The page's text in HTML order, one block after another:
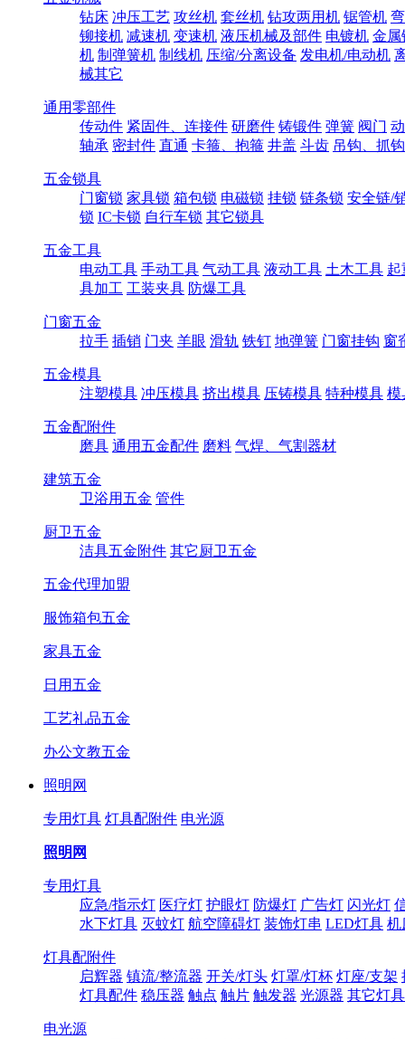
钻床 冲压工艺 攻丝机 套丝机 钻攻两用机 锯管机
铆接机 减速机 变速机 液压机械及部件 电镀机 金属
机 制弹簧机 制线机 压缩/分离设备 发电机/电动机
械其它
通用零部件
传动件 紧固件、连接件 研磨件 铸锻件 弹簧 阀门
轴承 密封件 直通 卡箍、抱箍 井盖 斗齿 吊钩、抓钩
五金锁具
门窗锁 家具锁 箱包锁 电磁锁 挂锁 链条锁 安全链/
锁 IC卡锁 自行车锁 其它锁具
五金工具
电动工具 手动工具 气动工具 液动工具 土木工具 起
具加工 工装夹具 防爆工具
门窗五金
拉手 插销 门夹 羊眼 滑轨 铁钉 地弹簧 门窗挂钩 窗
五金模具
注塑模具 冲压模具 挤出模具 压铸模具 特种模具 模
五金配附件
磨具 通用五金配件 磨料 气焊、气割器材
建筑五金
卫浴用五金 管件
厨卫五金
洁具五金附件 其它厨卫五金
五金代理加盟
服饰箱包五金
家具五金
日用五金
工艺礼品五金
办公文教五金
照明网
专用灯具 灯具配附件 电光源
照明网
专用灯具
应急/指示灯 医疗灯 护眼灯 防爆灯 广告灯 闪光灯
水下灯具 灭蚊灯 航空障碍灯 装饰灯串 LED灯具 机
灯具配附件
启辉器 镇流/整流器 开关/灯头 灯罩/灯杯 灯座/支架
灯具配件 稳压器 触点 触片 触发器 光源器 其它灯
电光源